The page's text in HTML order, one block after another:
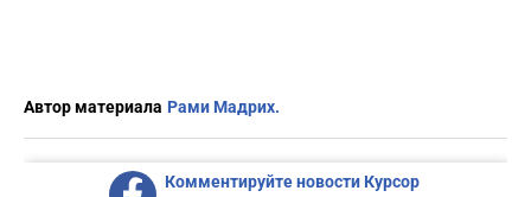
Автор материала Рами Мадрих.
Комментируйте новости Курсор